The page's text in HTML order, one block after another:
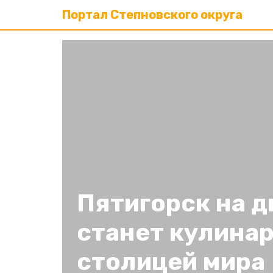
Портал Степновского округа
Пятигорск на
станет
столицей мира